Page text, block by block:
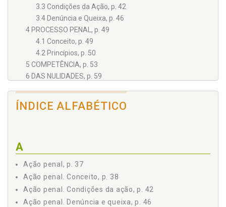
3.3 Condições da Ação, p. 42
3.4 Denúncia e Queixa, p. 46
4 PROCESSO PENAL, p. 49
4.1 Conceito, p. 49
4.2 Princípios, p. 50
5 COMPETÊNCIA, p. 53
6 DAS NULIDADES, p. 59
7.1 Prisão em Flagrante, p. 66
7.2 Prisão Preventiva, p. 69
7.7 Liberdade Provisória, p. 73
7.8 Relaxamento do Flagrante, p. 76
7.9 A Prisão-Pena e a Execução Antecipada da Pena,
p. 77
ÍNDICE ALFABÉTICO
A
Ação penal, p. 37
Ação penal. Conceito, p. 38
Ação penal. Condições da ação, p. 42
Ação penal. Denúncia e queixa, p. 46